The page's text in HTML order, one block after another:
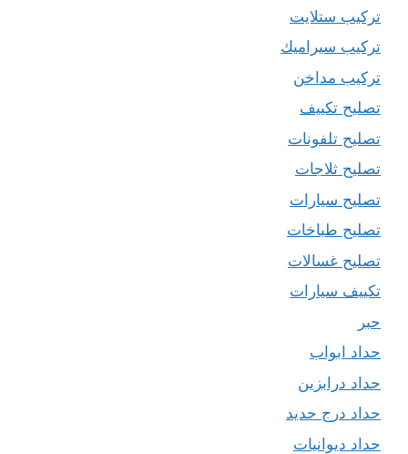
تركيب ستلايت
تركيب سيراميك
تركيب مداخن
تصليح تكييف
تصليح تلفونات
تصليح ثلاجات
تصليح سيارات
تصليح طباخات
تصليح غسالات
تكييف سيارات
حبر
حداد ابواب
حداد درابزين
حداد درج حديد
حداد ديوانيات